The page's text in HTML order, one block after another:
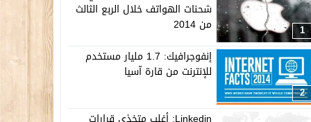
1
شحنات الهواتف خلال الربع الثالث
من 2014
2
إنفوجرافيك: 1.7 مليار مستخدم
للإنترنت من قارة آسيا